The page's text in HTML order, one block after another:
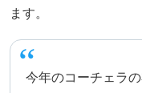
ます。
今年のコーチェラ